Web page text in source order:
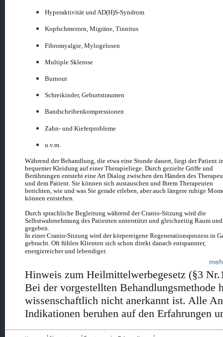
Hyperaktivität und AD(H)S-Syndrom
Kopfschmerzen, Migräne, Tinnitus
Fibromyalgie, Mylogelosen
Multiple Sklerose
Burnout
Schreikinder, Geburtstraumen
Bandscheibenkompressionen
Zahn- und Kieferprobleme
u.v.m.
Während der Behandlung, die etwa eine Stunde dauert, liegt der Patient
bequemer Kleidung auf einer Therapieliege. Durch gezielte Griffe und
Berührungen entsteht eine Art Dialog zwischen den Händen des
und dem Patient. Sie können sich austauschen und Ihrem Therapeuten
berichten, wie und was Sie gerade erleben, aber auch längere ruhige
können entstehen.
Durch sprachliche Begleitung während der Cranio-Sitzung wird die
Selbstwahrnehmung des Patienten unterstützt und gleichzeitig Raum
gegeben.
In einer Cranio-Sitzung wird der körpereigene Regenerationsprozess in
gebracht. Oft fühlen Klienten sich schon direkt danach entspannter,
energiereicher und lebendiger.
Hinweis zum Heilmittelwerbegesetz (§3
Bei der vorgestellten Behandlungsmethode
wissenschaftlich nicht anerkannt ist. Alle
Indikationen beruhen auf den Erfahrungen